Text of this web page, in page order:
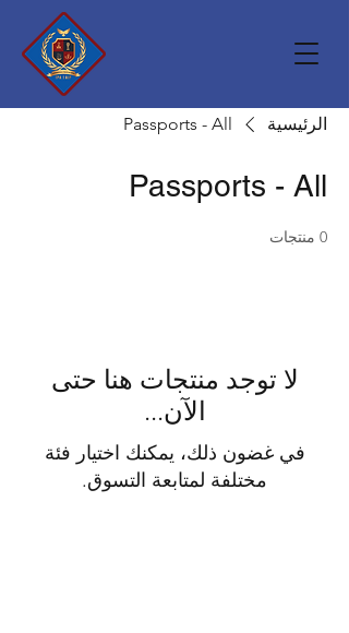
الرئيسية Passports - All
Passports - All
0 منتجات
لا توجد منتجات هنا حتى
الآن...
في غضون ذلك، يمكنك اختيار فئة
مختلفة لمتابعة التسوق.